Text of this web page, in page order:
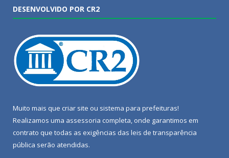
DESENVOLVIDO POR CR2
Muito mais que criar site ou sistema para prefeituras!
Realizamos uma assessoria completa, onde garantimos em
contrato que todas as exigências das leis de transparência
pública serão atendidas.